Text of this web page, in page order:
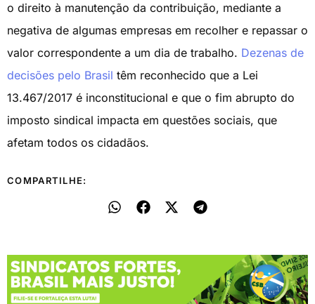
o direito à manutenção da contribuição, mediante a
negativa de algumas empresas em recolher e repassar o
valor correspondente a um dia de trabalho. Dezenas de
decisões pelo Brasil têm reconhecido que a Lei
13.467/2017 é inconstitucional e que o fim abrupto do
imposto sindical impacta em questões sociais, que
afetam todos os cidadãos.
COMPARTILHE: